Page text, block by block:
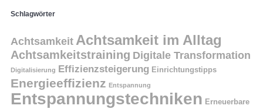
Schlagwörter
Achtsamkeit Achtsamkeit im Alltag
Achtsamkeitstraining Digitale Transformation
Digitalisierung Effizienzsteigerung Einrichtungstipps
Energieeffizienz Entspannung
Entspannungstechniken Erneuerbare